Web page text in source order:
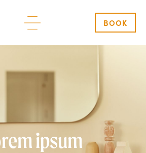
BOOK
ipsum